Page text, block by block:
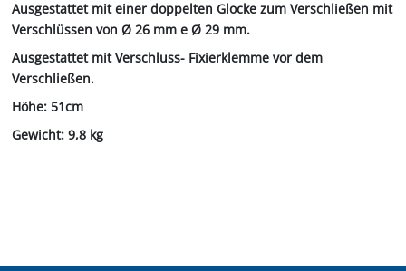
Ausgestattet mit einer doppelten Glocke zum Verschließen mit
Verschlüssen von Ø 26 mm e Ø 29 mm.
Ausgestattet mit Verschluss- Fixierklemme vor dem
Verschließen.
Höhe: 51cm
Gewicht: 9,8 kg